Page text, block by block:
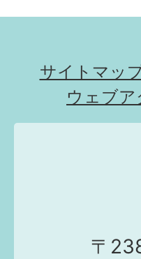
サイトマッ
ウェブ
〒